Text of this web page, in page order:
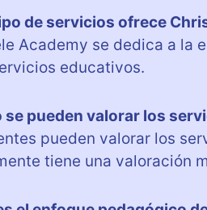
de servicios ofrece
Academy se dedica a la
educativos.
se pueden valorar los
pueden valorar los
tiene una valoración